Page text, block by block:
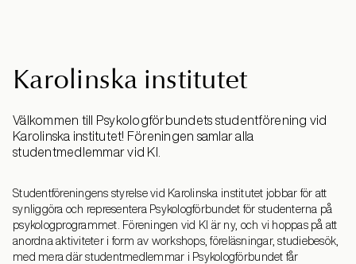
Karolinska institutet
Välkommen till Psykologförbundets studentförening vid
Karolinska institutet! Föreningen samlar alla
studentmedlemmar vid KI.
Studentföreningens styrelse vid Karolinska institutet jobbar för att
synliggöra och representera Psykologförbundet för studenterna på
psykologprogrammet. Föreningen vid KI är ny, och vi hoppas på att
anordna aktiviteter i form av workshops, föreläsningar, studiebesök,
med mera där studentmedlemmar i Psykologförbundet får